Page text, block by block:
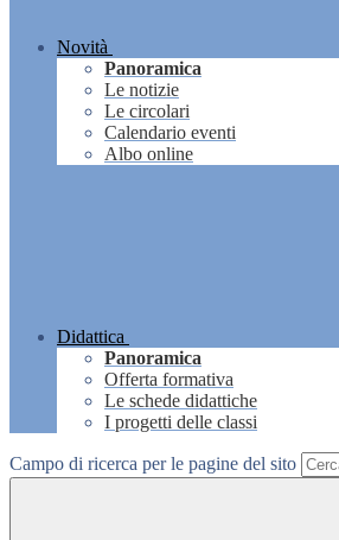
Novità
Panoramica
Le notizie
Le circolari
Calendario eventi
Albo online
Didattica
Panoramica
Offerta formativa
Le schede didattiche
I progetti delle classi
Campo di ricerca per le pagine del sito